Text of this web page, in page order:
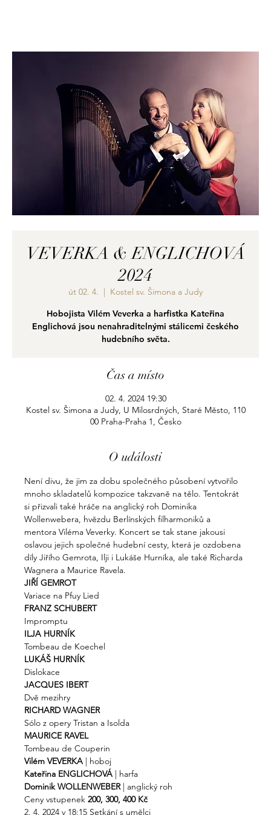
VEVERKA & ENGLICHOVÁ
2024
út 02. 4.
  |
Kostel sv. Šimona a Judy
Hobojista Vilém Veverka a harfistka Kateřina
Englichová jsou nenahraditelnými stálicemi českého
hudebního světa.
Čas a místo
02. 4. 2024 19:30
Kostel sv. Šimona a Judy, U Milosrdných, Staré Město, 110
00 Praha-Praha 1, Česko
O události
Není divu, že jim za dobu společného působení vytvořilo
mnoho skladatelů kompozice takzvaně na tělo. Tentokrát
si přizvali také hráče na anglický roh Dominika
Wollenwebera, hvězdu Berlínských filharmoniků a
mentora Viléma Veverky. Koncert se tak stane jakousi
oslavou jejich společné hudební cesty, která je ozdobena
díly Jiřího Gemrota, Ilji i Lukáše Hurníka, ale také Richarda
Wagnera a Maurice Ravela.
JIŘÍ GEMROT
Variace na Pfuy Lied
FRANZ SCHUBERT
Impromptu
ILJA HURNÍK
Tombeau de Koechel
LUKÁŠ HURNÍK
Dislokace
JACQUES IBERT
Dvě mezihry
RICHARD WAGNER
Sólo z opery Tristan a Isolda
MAURICE RAVEL
Tombeau de Couperin
Vilém VEVERKA | hoboj
Kateřina ENGLICHOVÁ | harfa
Dominik WOLLENWEBER | anglický roh
Ceny vstupenek 200, 300, 400 Kč
2. 4. 2024 v 18:15 Setkání s umělci